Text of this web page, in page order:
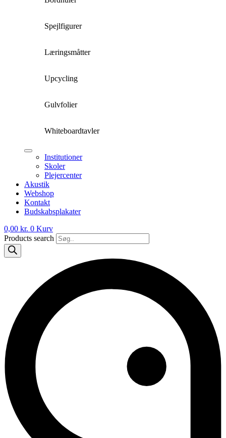
Spejlfigurer
Læringsmåtter
Upcycling
Gulvfolier
Whiteboardtavler
Institutioner
Skoler
Plejercenter
Akustik
Webshop
Kontakt
Budskabsplakater
0,00 kr. 0 Kurv
Products search